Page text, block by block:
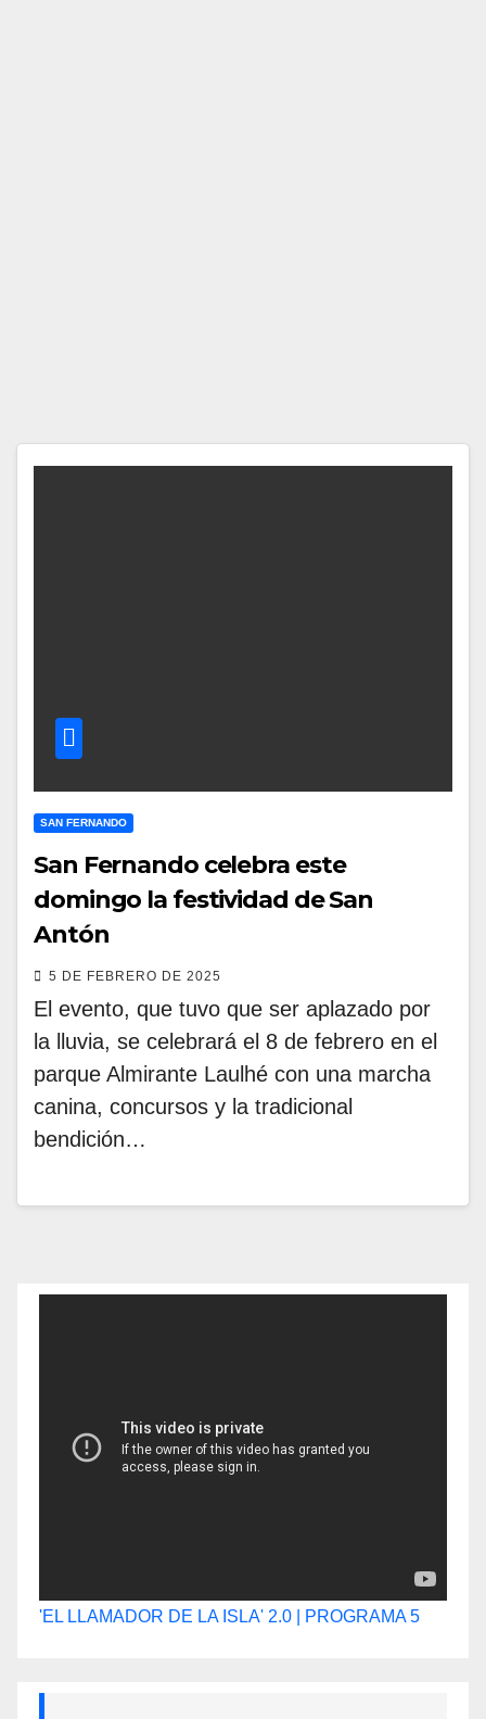
SAN FERNANDO
San Fernando celebra este
domingo la festividad de San
Antón
5 DE FEBRERO DE 2025
El evento, que tuvo que ser aplazado por
la lluvia, se celebrará el 8 de febrero en el
parque Almirante Laulhé con una marcha
canina, concursos y la tradicional
bendición…
'EL LLAMADOR DE LA ISLA' 2.0 | PROGRAMA 5